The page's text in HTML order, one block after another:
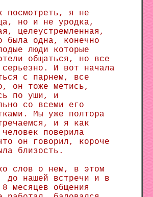
посмотреть, я не
но и не уродка,
целеустремленная,
была одна, конечно
люди которые
общаться, но все
И вот начала
с парнем, все
он тоже метись,
по уши, и
со всеми его
Мы уже полтора
и я как
поверила
он говорил, короче
близость.
слов о нем, в этом
до нашей встречи и в
8 месяцев общения